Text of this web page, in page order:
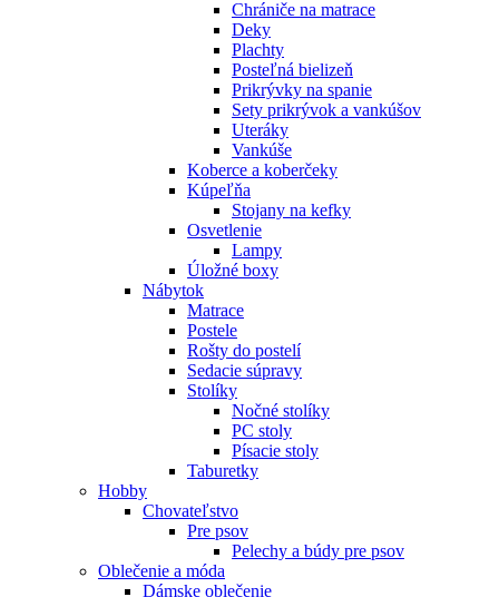
Chrániče na matrace
Deky
Plachty
Posteľná bielizeň
Prikrývky na spanie
Sety prikrývok a vankúšov
Uteráky
Vankúše
Koberce a koberčeky
Kúpeľňa
Stojany na kefky
Osvetlenie
Lampy
Úložné boxy
Nábytok
Matrace
Postele
Rošty do postelí
Sedacie súpravy
Stolíky
Nočné stolíky
PC stoly
Písacie stoly
Taburetky
Hobby
Chovateľstvo
Pre psov
Pelechy a búdy pre psov
Oblečenie a móda
Dámske oblečenie